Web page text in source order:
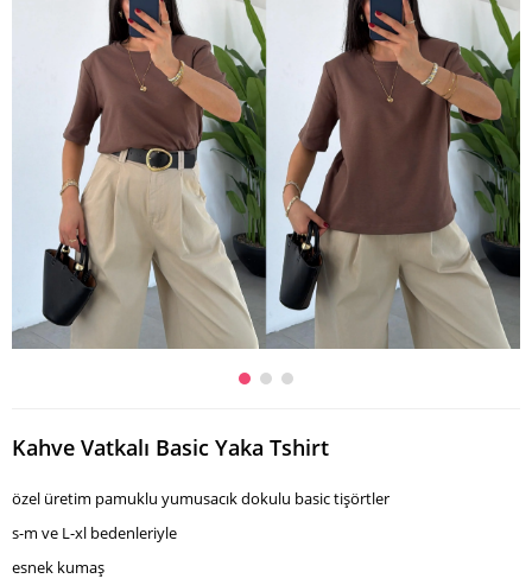
Kahve Vatkalı Basic Yaka Tshirt
özel üretim pamuklu yumusacık dokulu basic tişörtler
s-m ve L-xl bedenleriyle
esnek kumaş